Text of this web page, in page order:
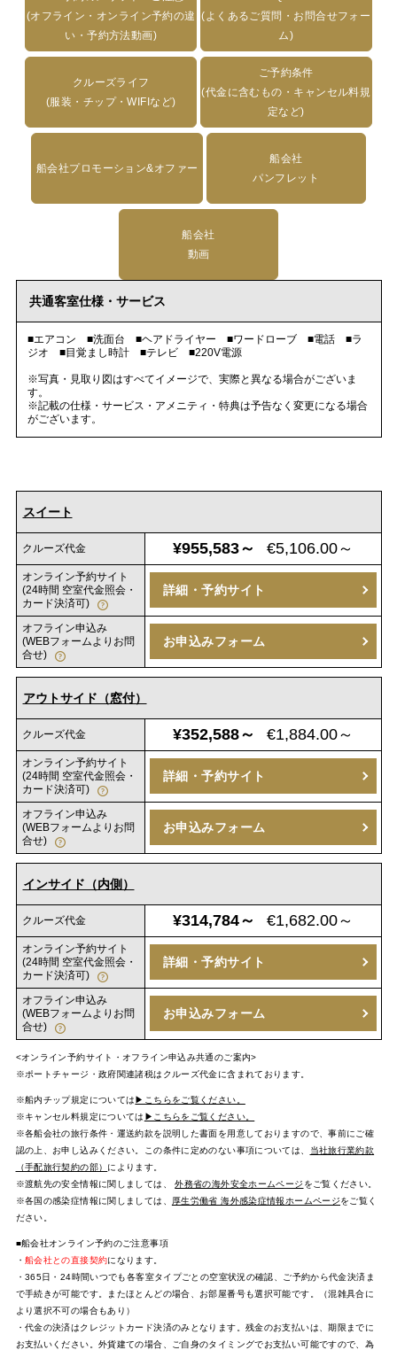
(オフライン・オンライン予約の違
い・予約方法動画)
(よくあるご質問・お問合せフォー
ム)
クルーズライフ
(服装・チップ・WIFIなど)
ご予約条件
(代金に含むもの・キャンセル料規
定など)
船会社プロモーション&オファー
船会社
パンフレット
船会社
動画
共通客室仕様・サービス
■エアコン ■洗面台 ■ヘアドライヤー ■ワードローブ ■電話 ■ラ
ジオ ■目覚まし時計 ■テレビ ■220V電源
※写真・見取り図はすべてイメージで、実際と異なる場合がございま
す。
※記載の仕様・サービス・アメニティ・特典は予告なく変更になる場合
がございます。
スイート
クルーズ代金 ¥955,583～ €5,106.00～
オンライン予約サイト
(24時間 空室代金照会・
カード決済可)
詳細・予約サイト
オフライン申込み
(WEBフォームよりお問
合せ)
お申込みフォーム
アウトサイド（窓付）
クルーズ代金 ¥352,588～ €1,884.00～
オンライン予約サイト
(24時間 空室代金照会・
カード決済可)
詳細・予約サイト
オフライン申込み
(WEBフォームよりお問
合せ)
お申込みフォーム
インサイド（内側）
クルーズ代金 ¥314,784～ €1,682.00～
オンライン予約サイト
(24時間 空室代金照会・
カード決済可)
詳細・予約サイト
オフライン申込み
(WEBフォームよりお問
合せ)
お申込みフォーム
<オンライン予約サイト・オフライン申込み共通のご案内>
※ポートチャージ・政府関連諸税はクルーズ代金に含まれております。
※船内チップ規定については▶こちらをご覧ください。
※キャンセル料規定については ▶こちらをご覧ください。
※各船会社の旅行条件・運送約款を説明した書面を用意しておりますので、事前にご確
認の上、お申し込みください。この条件に定めのない事項については、
当社旅行業約款
（手配旅行契約の部） によります。
※渡航先の安全情報に関しましては、外務省の海外安全ホームページ をご覧ください。
※各国の感染症情報に関しましては、
厚生労働省 海外感染症情報ホームページをご覧く
ださい。
■船会社オンライン予約のご注意事項
・ 船会社との直接契約になります。
・365日・24時間いつでも各客室タイプごとの空室状況の確認、ご予約から代金決済ま
で手続きが可能です。またほとんどの場合、お部屋番号も選択可能です。（混雑具合に
より選択不可の場合もあり）
・代金の決済はクレジットカード決済のみとなります。残金のお支払いは、期限までに
お支払いください。外貨建ての場合、ご自身のタイミングでお支払い可能ですので、為